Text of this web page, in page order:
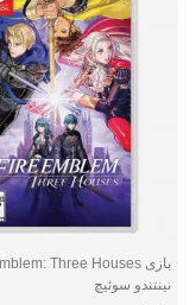
نینتندو سوئيچ